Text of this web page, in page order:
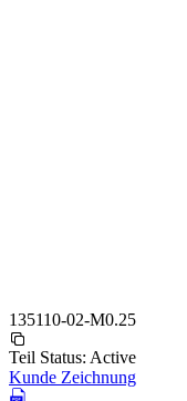
135110-02-M0.25
Teil Status: Active
Kunde Zeichnung